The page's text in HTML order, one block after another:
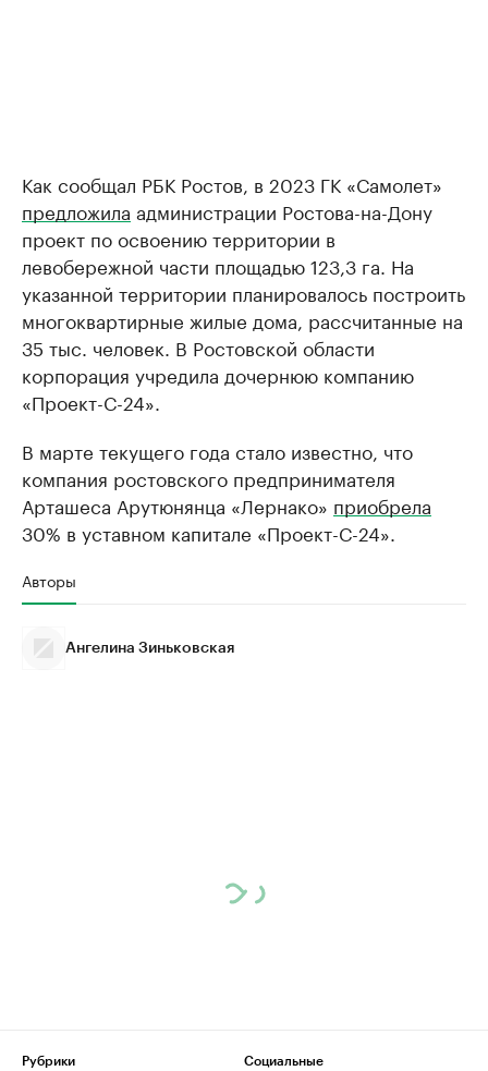
Как сообщал РБК Ростов, в 2023 ГК «Самолет»
предложила администрации Ростова-на-Дону
проект по освоению территории в
левобережной части площадью 123,3 га. На
указанной территории планировалось построить
многоквартирные жилые дома, рассчитанные на
35 тыс. человек. В Ростовской области
корпорация учредила дочернюю компанию
«Проект-С-24».
В марте текущего года стало известно, что
компания ростовского предпринимателя
Арташеса Арутюнянца «Лернако» приобрела
30% в уставном капитале «Проект-С-24».
Авторы
Ангелина Зиньковская
Рубрики
Социальные